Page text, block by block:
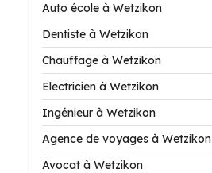
Auto école à Wetzikon
Dentiste à Wetzikon
Chauffage à Wetzikon
Electricien à Wetzikon
Ingénieur à Wetzikon
Agence de voyages à Wetzikon
Avocat à Wetzikon